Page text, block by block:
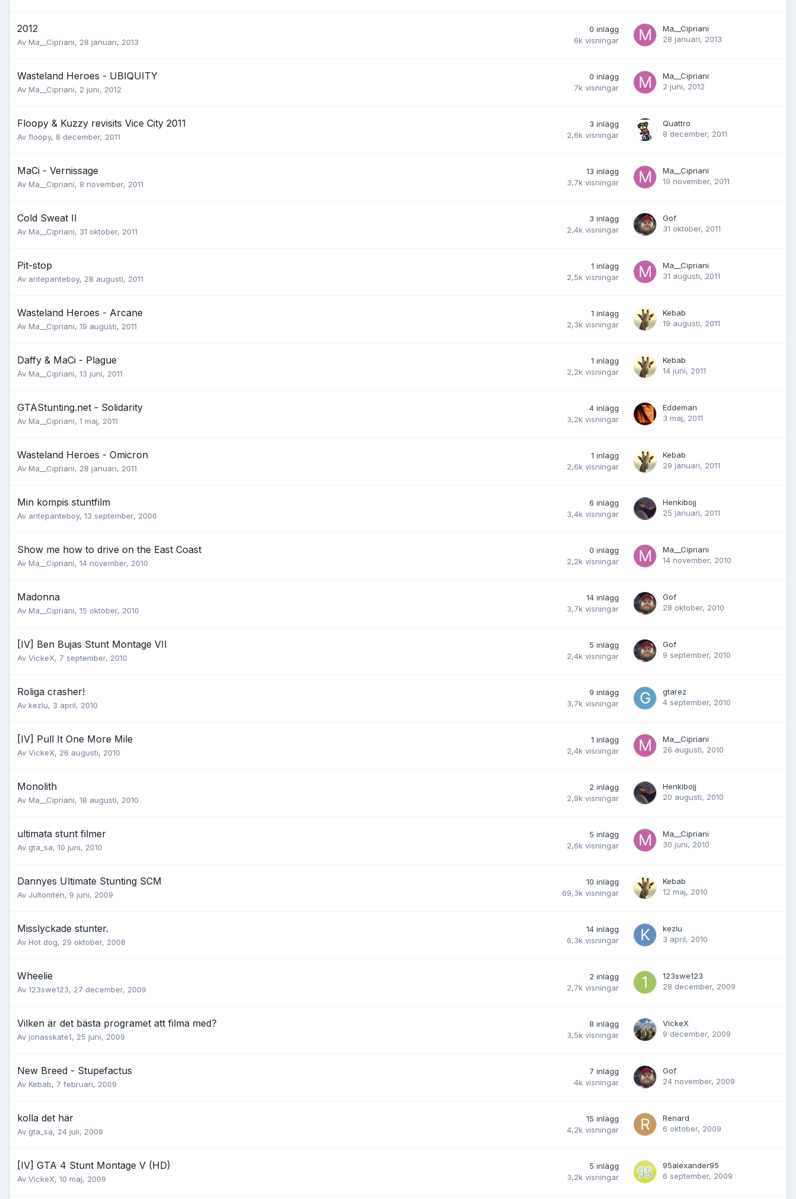
2012
Av Ma__Cipriani, 28 januari, 2013
0 inlägg
6k visningar
Ma__Cipriani
28 januari, 2013
Wasteland Heroes - UBIQUITY
Av Ma__Cipriani, 2 juni, 2012
0 inlägg
7k visningar
Ma__Cipriani
2 juni, 2012
Floopy & Kuzzy revisits Vice City 2011
Av floopy, 8 december, 2011
3 inlägg
2,6k visningar
Quattro
8 december, 2011
MaCi - Vernissage
Av Ma__Cipriani, 8 november, 2011
13 inlägg
3,7k visningar
Ma__Cipriani
19 november, 2011
Cold Sweat II
Av Ma__Cipriani, 31 oktober, 2011
3 inlägg
2,4k visningar
Gof
31 oktober, 2011
Pit-stop
Av antepanteboy, 28 augusti, 2011
1 inlägg
2,5k visningar
Ma__Cipriani
31 augusti, 2011
Wasteland Heroes - Arcane
Av Ma__Cipriani, 19 augusti, 2011
1 inlägg
2,3k visningar
Kebab
19 augusti, 2011
Daffy & MaCi - Plague
Av Ma__Cipriani, 13 juni, 2011
1 inlägg
2,2k visningar
Kebab
14 juni, 2011
GTAStunting.net - Solidarity
Av Ma__Cipriani, 1 maj, 2011
4 inlägg
3,2k visningar
Eddeman
3 maj, 2011
Wasteland Heroes - Omicron
Av Ma__Cipriani, 28 januari, 2011
1 inlägg
2,6k visningar
Kebab
29 januari, 2011
Min kompis stuntfilm
Av antepanteboy, 13 september, 2006
6 inlägg
3,4k visningar
Henkibojj
25 januari, 2011
Show me how to drive on the East Coast
Av Ma__Cipriani, 14 november, 2010
0 inlägg
2,2k visningar
Ma__Cipriani
14 november, 2010
Madonna
Av Ma__Cipriani, 15 oktober, 2010
14 inlägg
3,7k visningar
Gof
28 oktober, 2010
[IV] Ben Bujas Stunt Montage VII
Av VickeX, 7 september, 2010
5 inlägg
2,4k visningar
Gof
9 september, 2010
Roliga crasher!
Av kezlu, 3 april, 2010
9 inlägg
3,7k visningar
gtarez
4 september, 2010
[IV] Pull It One More Mile
Av VickeX, 26 augusti, 2010
1 inlägg
2,4k visningar
Ma__Cipriani
26 augusti, 2010
Monolith
Av Ma__Cipriani, 18 augusti, 2010
2 inlägg
2,9k visningar
Henkibojj
20 augusti, 2010
ultimata stunt filmer
Av gta_sa, 10 juni, 2010
5 inlägg
2,6k visningar
Ma__Cipriani
30 juni, 2010
Dannyes Ultimate Stunting SCM
Av Jultomten, 9 juni, 2009
10 inlägg
69,3k visningar
Kebab
12 maj, 2010
Misslyckade stunter.
Av Hot dog, 29 oktober, 2008
14 inlägg
6,3k visningar
kezlu
3 april, 2010
Wheelie
Av 123swe123, 27 december, 2009
2 inlägg
2,7k visningar
123swe123
28 december, 2009
Vilken är det bästa programet att filma med?
Av jonasskate1, 25 juni, 2009
8 inlägg
3,5k visningar
VickeX
9 december, 2009
New Breed - Stupefactus
Av Kebab, 7 februari, 2009
7 inlägg
4k visningar
Gof
24 november, 2009
kolla det här
Av gta_sa, 24 juli, 2009
15 inlägg
4,2k visningar
Renard
6 oktober, 2009
[IV] GTA 4 Stunt Montage V (HD)
Av VickeX, 10 maj, 2009
5 inlägg
3,2k visningar
95alexander95
6 september, 2009